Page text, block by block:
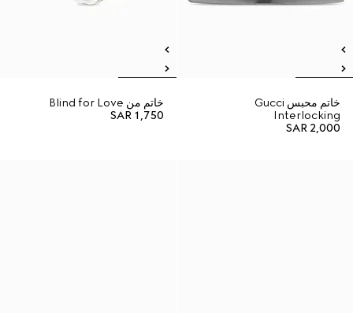
خاتم محبس Gucci
Interlocking
SAR 2,000
خاتم من Blind for Love
SAR 1,750